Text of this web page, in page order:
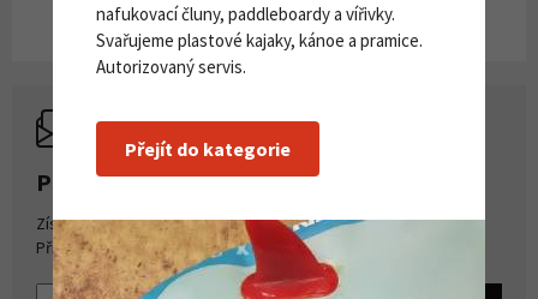
PŘIHLASTE SE K ODBĚRU NOVINEK
Získejte přehled o novinkách a akcích na našem e-shopu.
Přihlašte se k odběru novinek.
nafukovací čluny, paddleboardy a vířivky.
Svařujeme plastové kajaky, kánoe a pramice.
Autorizovaný servis.
Přejít do kategorie